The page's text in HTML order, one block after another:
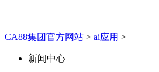
CA88集团官方网站 > ai应用 >
新闻中心